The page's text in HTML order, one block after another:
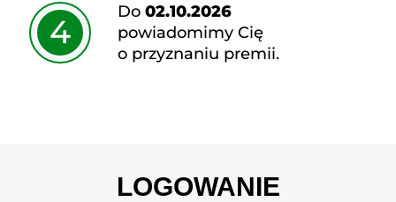
4
Do 02.10.2026
powiadomimy Cię
o przyznaniu premii.
LOGOWANIE